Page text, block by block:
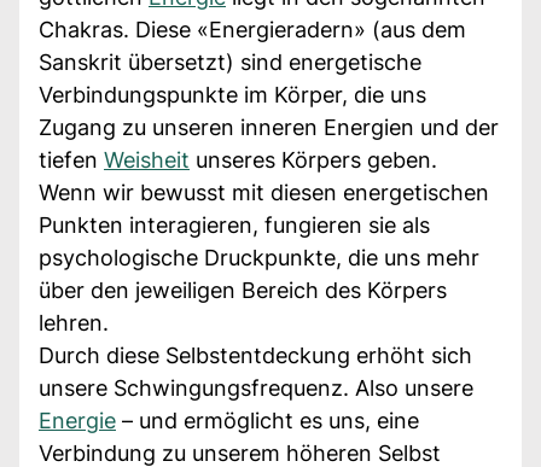
Chakras. Diese «Energieradern» (aus dem
Sanskrit übersetzt) sind energetische
Verbindungspunkte im Körper, die uns
Zugang zu unseren inneren Energien und der
tiefen Weisheit unseres Körpers geben.
Wenn wir bewusst mit diesen energetischen
Punkten interagieren, fungieren sie als
psychologische Druckpunkte, die uns mehr
über den jeweiligen Bereich des Körpers
lehren.
Durch diese Selbstentdeckung erhöht sich
unsere Schwingungsfrequenz. Also unsere
Energie – und ermöglicht es uns, eine
Verbindung zu unserem höheren Selbst